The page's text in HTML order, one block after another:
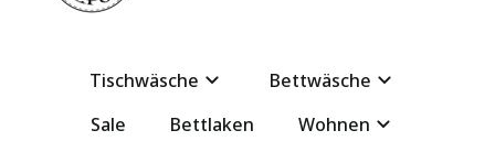
Tischwäsche
Bettwäsche
Sale
Bettlaken
Wohnen